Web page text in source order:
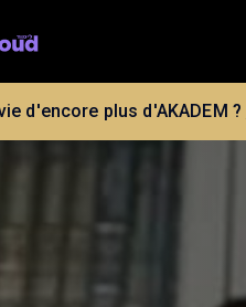
d'encore plus d'AKADEM ?